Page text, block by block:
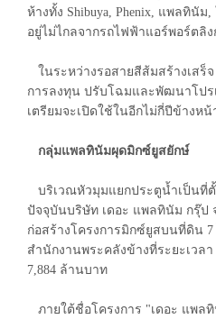
ห้างทั้ง Shibuya, Phenix, แพลทินั
อยู่ไม่ไกลจากรถไฟฟ้าแอร์พอร์ตลิ
ในระหว่างรอสายสีส้มสร้างเสร็
การลงทุน ปรับโฉมและพัฒนาโปร
เตรียมจะเปิดใช้ในอีกไม่กี่ปีข้างหน้
กลุ่มแพลทินัมผุดมิกซ์ยูสยักษ์
บริเวณหัวมุมแยกประตูน้ำเป็นที่
ปัจจุบันบริษัท เดอะ แพลทินัม กรุ๊ป
ก่อสร้างโครงการมิกซ์ยูสบนที่ดิน
สำนักงานพระคลังข้างที่ระยะเวล
7,884 ล้านบาท
ภายใต้ชื่อโครงการ "เดอะ แพล